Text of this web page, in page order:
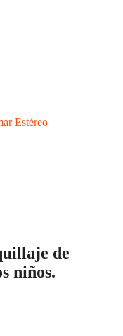
Estéreo
de
niños.